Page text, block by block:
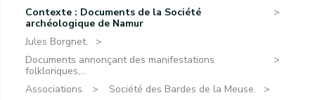
Contexte : Documents de la Société
archéologique de Namur
Jules Borgnet.
Documents annonçant des manifestations
folkloriques,...
Associations.
Société des Bardes de la Meuse.